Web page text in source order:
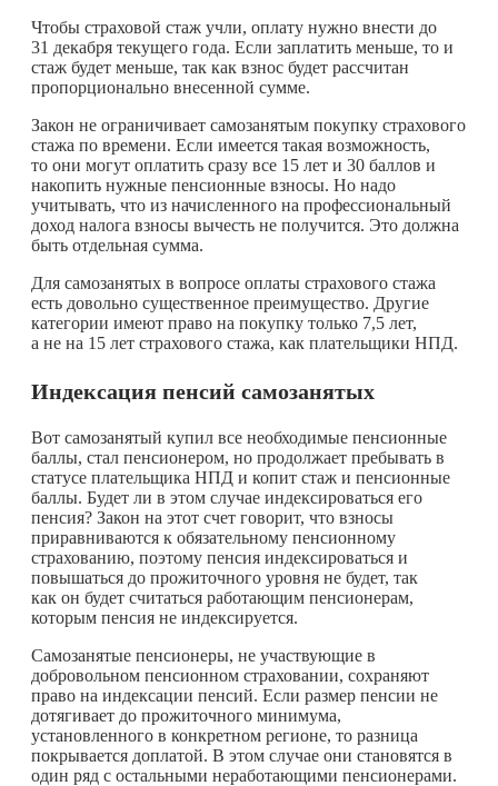
Чтобы страховой стаж учли, оплату нужно внести до
31 декабря текущего года. Если заплатить меньше, то и
стаж будет меньше, так как взнос будет рассчитан
пропорционально внесенной сумме.
Закон не ограничивает самозанятым покупку страхового
стажа по времени. Если имеется такая возможность,
то они могут оплатить сразу все 15 лет и 30 баллов и
накопить нужные пенсионные взносы. Но надо
учитывать, что из начисленного на профессиональный
доход налога взносы вычесть не получится. Это должна
быть отдельная сумма.
Для самозанятых в вопросе оплаты страхового стажа
есть довольно существенное преимущество. Другие
категории имеют право на покупку только 7,5 лет,
а не на 15 лет страхового стажа, как плательщики НПД.
Индексация пенсий самозанятых
Вот самозанятый купил все необходимые пенсионные
баллы, стал пенсионером, но продолжает пребывать в
статусе плательщика НПД и копит стаж и пенсионные
баллы. Будет ли в этом случае индексироваться его
пенсия? Закон на этот счет говорит, что взносы
приравниваются к обязательному пенсионному
страхованию, поэтому пенсия индексироваться и
повышаться до прожиточного уровня не будет, так
как он будет считаться работающим пенсионерам,
которым пенсия не индексируется.
Самозанятые пенсионеры, не участвующие в
добровольном пенсионном страховании, сохраняют
право на индексации пенсий. Если размер пенсии не
дотягивает до прожиточного минимума,
установленного в конкретном регионе, то разница
покрывается доплатой. В этом случае они становятся в
один ряд с остальными неработающими пенсионерами.